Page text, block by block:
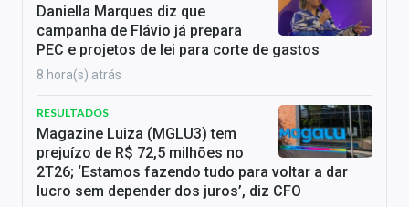
Daniella Marques diz que
campanha de Flávio já prepara
PEC e projetos de lei para corte de gastos
8 hora(s) atrás
RESULTADOS
Magazine Luiza (MGLU3) tem
prejuízo de R$ 72,5 milhões no
2T26; ‘Estamos fazendo tudo para voltar a dar
lucro sem depender dos juros’, diz CFO